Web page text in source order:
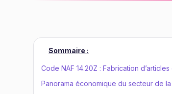
Sommaire :
Code NAF 14.20Z : Fabrication
Panorama économique du secteur de